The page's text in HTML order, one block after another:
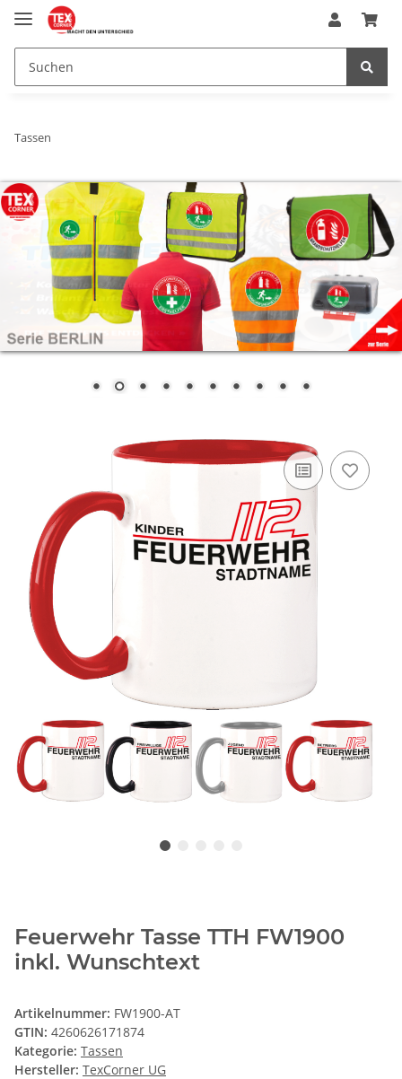
Tassen
Feuerwehr Tasse TTH FW1900
inkl. Wunschtext
Artikelnummer: FW1900-AT
GTIN: 4260626171874
Kategorie: Tassen
Hersteller: TexCorner UG